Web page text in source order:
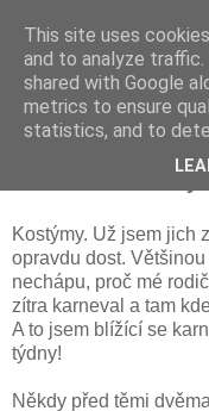
Bleskové
Kostýmy. Už jsem jich
opravdu dost.
nechápu, proč mé
zítra karneval a tam
A to jsem blížící se
týdny!
Někdy před těmi
This site uses
and to analyze traffic.
shared with Google
metrics to ensure
statistics, and to